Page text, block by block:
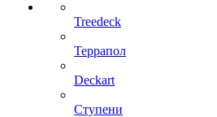
Treedeck
Террапол
Deckart
Ступени